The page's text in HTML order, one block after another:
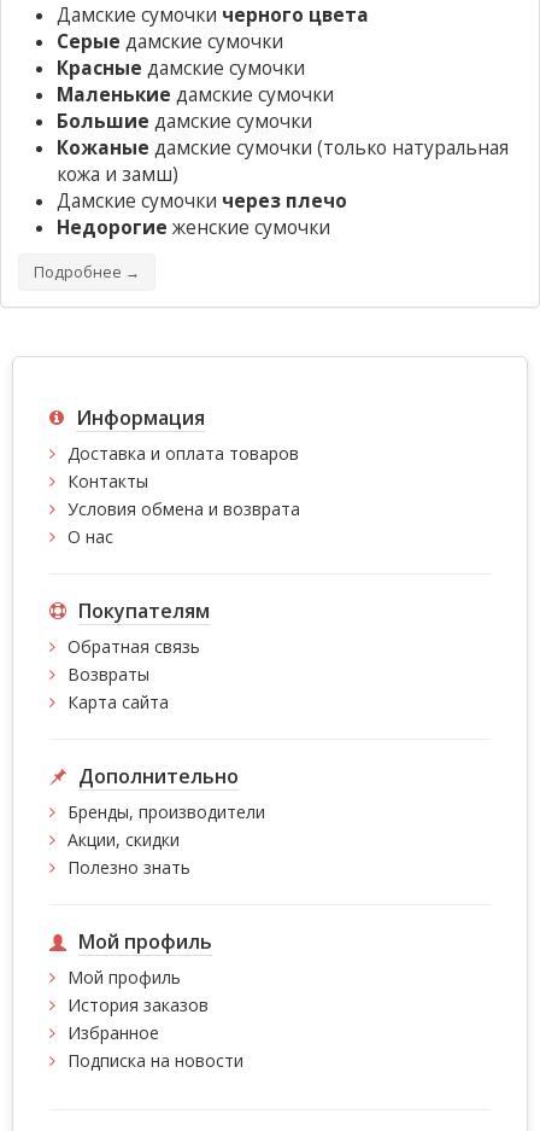
Дамские сумочки черного цвета
Серые дамские сумочки
Красные дамские сумочки
Маленькие дамские сумочки
Большие дамские сумочки
Кожаные дамские сумочки (только натуральная
кожа и замш)
Дамские сумочки через плечо
Недорогие женские сумочки
Подробнее →
Информация
Доставка и оплата товаров
Контакты
Условия обмена и возврата
О нас
Покупателям
Обратная связь
Возвраты
Карта сайта
Дополнительно
Бренды, производители
Акции, скидки
Полезно знать
Мой профиль
Мой профиль
История заказов
Избранное
Подписка на новости